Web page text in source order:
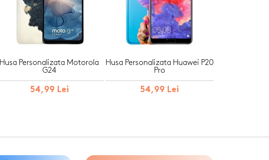
Husa Personalizata Motorola
G24
54,99 Lei
Husa Personalizata Huawei P20
Pro
54,99 Lei